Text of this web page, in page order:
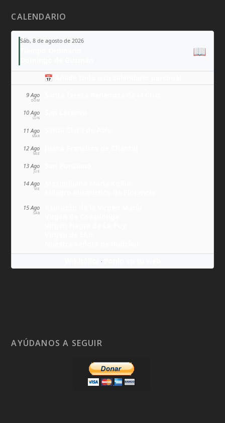
CALENDARIO
Sáb, 8 de agosto de 2026
📖
📅 Añade todo a tu calendario personal
9 Ago
DOM
10 Ago
LUN
11 Ago
MAR
12 Ago
MIÉ
13 Ago
JUE
14 Ago
VIE
15 Ago
SÁB
·
AYÚDANOS A SEGUIR